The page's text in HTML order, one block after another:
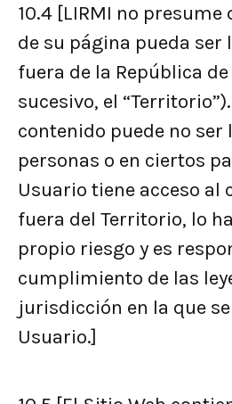
10.4 [LIRMI no presume
de su página pueda
fuera de la República
sucesivo, el
contenido puede no
personas o en ciertos
Usuario tiene acceso al
fuera del Territorio, lo
propio riesgo y es
cumplimiento de las
jurisdicción en la que
Usuario.]